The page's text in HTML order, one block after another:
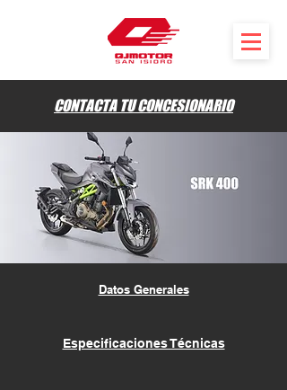
CONTACTA TU CONCESIONARIO
Datos Generales
Especificaciones Técnicas